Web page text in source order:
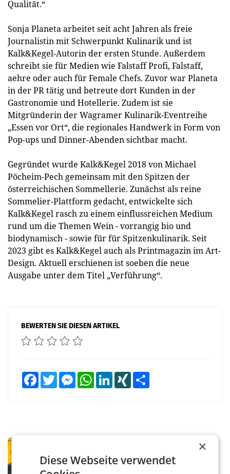
Qualität.“
Sonja Planeta arbeitet seit acht Jahren als freie
Journalistin mit Schwerpunkt Kulinarik und ist
Kalk&Kegel-Autorin der ersten Stunde. Außerdem
schreibt sie für Medien wie Falstaff Profi, Falstaff,
aehre oder auch für Female Chefs. Zuvor war Planeta
in der PR tätig und betreute dort Kunden in der
Gastronomie und Hotellerie. Zudem ist sie
Mitgründerin der Wagramer Kulinarik-Eventreihe
„Essen vor Ort“, die regionales Handwerk in Form von
Pop-ups und Dinner-Abenden sichtbar macht.
Gegründet wurde Kalk&Kegel 2018 von Michael
Pöcheim-Pech gemeinsam mit den Spitzen der
österreichischen Sommellerie. Zunächst als reine
Sommelier-Plattform gedacht, entwickelte sich
Kalk&Kegel rasch zu einem einflussreichen Medium
rund um die Themen Wein - vorrangig bio und
biodynamisch - sowie für für Spitzenkulinarik. Seit
2023 gibt es Kalk&Kegel auch als Printmagazin im Art-
Design. Aktuell erschienen ist soeben die neue
Ausgabe unter dem Titel „Verführung“.
BEWERTEN SIE DIESEN ARTIKEL
FacebookTwitter MessengerWhatsAppLinkedInXING
Österreichische Post: Umsatzplus im
ersten Halbjahr trotz schwachem
×
Diese Webseite verwendet